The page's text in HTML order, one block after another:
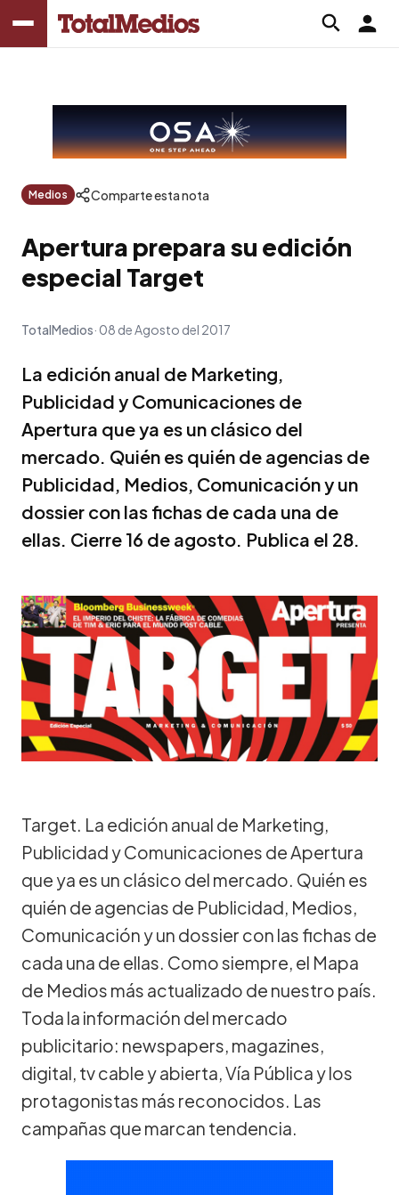
Medios Comparte esta nota
Apertura prepara su edición
especial Target
TotalMedios 08 de Agosto del 2017
La edición anual de Marketing,
Publicidad y Comunicaciones de
Apertura que ya es un clásico del
mercado. Quién es quién de agencias de
Publicidad, Medios, Comunicación y un
dossier con las fichas de cada una de
ellas. Cierre 16 de agosto. Publica el 28.
Target. La edición anual de Marketing,
Publicidad y Comunicaciones de Apertura
que ya es un clásico del mercado. Quién es
quién de agencias de Publicidad, Medios,
Comunicación y un dossier con las fichas de
cada una de ellas. Como siempre, el Mapa
de Medios más actualizado de nuestro país.
Toda la información del mercado
publicitario: newspapers, magazines,
digital, tv cable y abierta, Vía Pública y los
protagonistas más reconocidos. Las
campañas que marcan tendencia.